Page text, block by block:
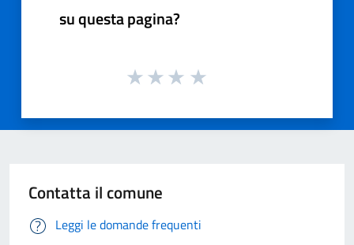
su questa pagina?
Contatta il comune
Leggi le domande frequenti